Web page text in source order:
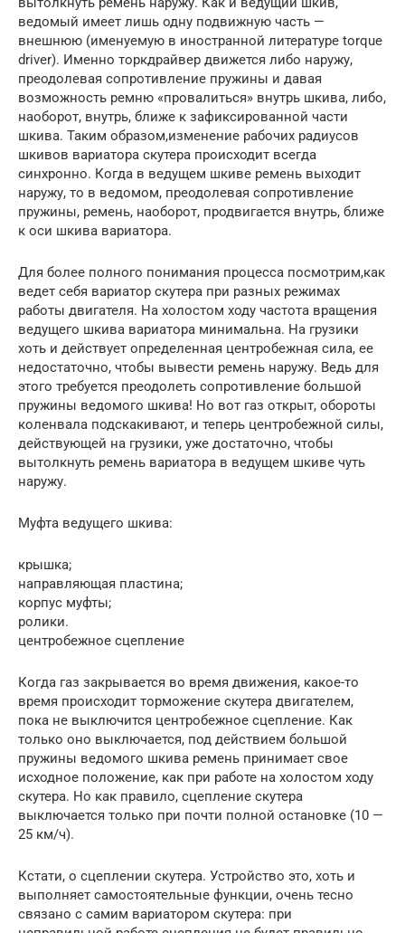
ведомый имеет лишь одну подвижную часть —
внешнюю (именуемую в иностранной литературе torque
driver). Именно торкдрайвер движется либо наружу,
преодолевая сопротивление пружины и давая
возможность ремню «провалиться» внутрь шкива, либо,
наоборот, внутрь, ближе к зафиксированной части
шкива. Таким образом,изменение рабочих радиусов
шкивов вариатора скутера происходит всегда
синхронно. Когда в ведущем шкиве ремень выходит
наружу, то в ведомом, преодолевая сопротивление
пружины, ремень, наоборот, продвигается внутрь, ближе
к оси шкива вариатора.
Для более полного понимания процесса посмотрим,как
ведет себя вариатор скутера при разных режимах
работы двигателя. На холостом ходу частота вращения
ведущего шкива вариатора минимальна. На грузики
хоть и действует определенная центробежная сила, ее
недостаточно, чтобы вывести ремень наружу. Ведь для
этого требуется преодолеть сопротивление большой
пружины ведомого шкива! Но вот газ открыт, обороты
коленвала подскакивают, и теперь центробежной силы,
действующей на грузики, уже достаточно, чтобы
вытолкнуть ремень вариатора в ведущем шкиве чуть
наружу.
Муфта ведущего шкива:
крышка;
направляющая пластина;
корпус муфты;
ролики.
центробежное сцепление
Когда газ закрывается во время движения, какое-то
время происходит торможение скутера двигателем,
пока не выключится центробежное сцепление. Как
только оно выключается, под действием большой
пружины ведомого шкива ремень принимает свое
исходное положение, как при работе на холостом ходу
скутера. Но как правило, сцепление скутера
выключается только при почти полной остановке (10 —
25 км/ч).
Кстати, о сцеплении скутера. Устройство это, хоть и
выполняет самостоятельные функции, очень тесно
связано с самим вариатором скутера: при